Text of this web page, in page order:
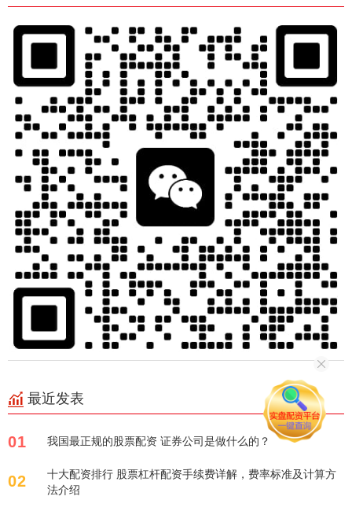
最近发表
01 我国最正规的股票配资 证券公司是做什么的？
02
十大配资排行 股票杠杆配资手续费详解，费率标准及计算方
法介绍